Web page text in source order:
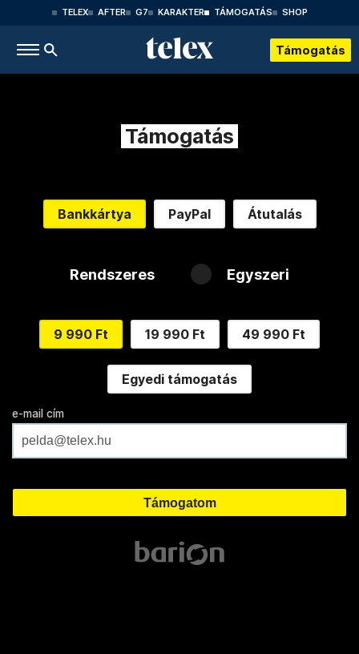
TELEX AFTER G7 KARAKTER TÁMOGATÁS SHOP
Támogatás
Támogatás
Bankkártya PayPal Átutalás
Rendszeres Egyszeri
9 990 Ft 19 990 Ft 49 990 Ft
Egyedi támogatás
e-mail cím